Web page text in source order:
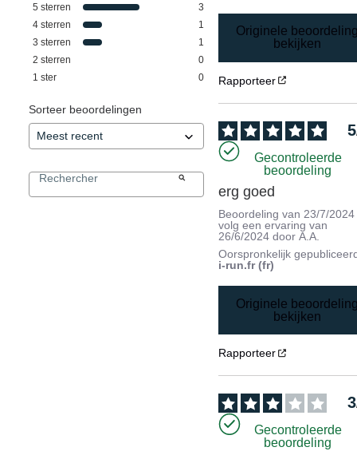
5 sterren
3
4 sterren
1
3 sterren
1
2 sterren
0
1 ster 0
Sorteer beoordelingen
Originele
bekijken
Rapporteer
5
Gecontroleerde
beoordeling
erg goed
Beoordeling van 23/7/2024
volg een ervaring van
26/6/2024 doorA.A.
Oorspronkelijk
i-run.fr (fr)
Originele
bekijken
Rapporteer
3
Gecontroleerde
beoordeling